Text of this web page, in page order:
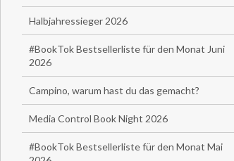
Halbjahressieger 2026
#BookTok Bestsellerliste für den Monat Juni
2026
Campino, warum hast du das gemacht?
Media Control Book Night 2026
#BookTok Bestsellerliste für den Monat Mai